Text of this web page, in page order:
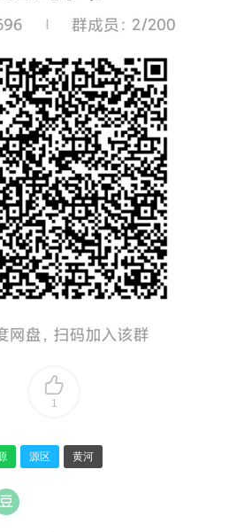
1
源区 黄河